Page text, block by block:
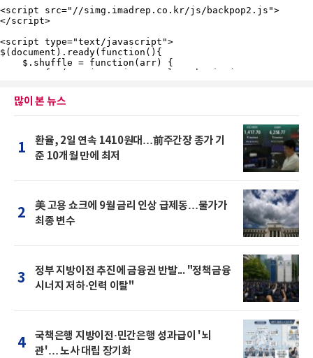
많이 본 뉴스
1
환율, 2일 연속 1410원대…前주간장 종가 기
준 10개월 만에 최저
2
美 고용 쇼크에 9월 금리 인상 급제동…물가가
최종 변수
3
정부 지방이전 추진에 금융권 반발... "정책금융
시너지 저하·인력 이탈"
4
국책은행 지방이전·민간은행 성과급이 '뇌
관'… 노사 대립 장기화